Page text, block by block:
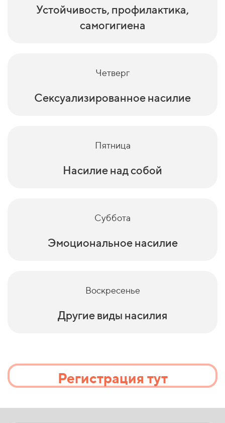
Устойчивость, профилактика,
самогигиена
Четверг
Сексуализированное насилие
Пятница
Насилие над собой
Суббота
Эмоциональное насилие
Воскресенье
Другие виды насилия
Регистрация тут